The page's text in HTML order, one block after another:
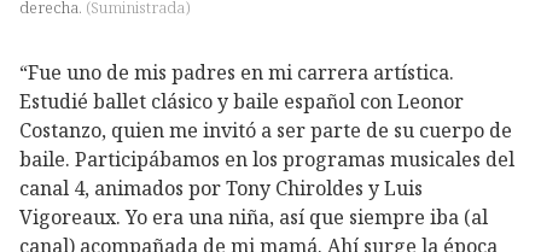
derecha. (Suministrada)
“Fue uno de mis padres en mi carrera artística.
Estudié ballet clásico y baile español con Leonor
Costanzo, quien me invitó a ser parte de su cuerpo de
baile. Participábamos en los programas musicales del
canal 4, animados por Tony Chiroldes y Luis
Vigoreaux. Yo era una niña, así que siempre iba (al
canal) acompañada de mi mamá. Ahí surge la época